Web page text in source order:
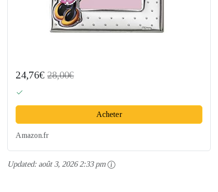
24,76€ 28,00€
Acheter
Amazon.fr
Updated: août 3, 2026 2:33 pm